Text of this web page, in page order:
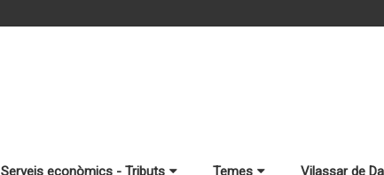
Serveis econòmics - Tributs Temes Vilassar de